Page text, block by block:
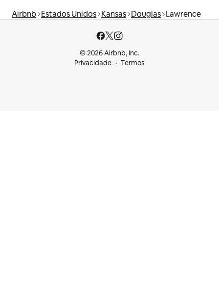
Airbnb Estados Unidos Kansas Douglas Lawrence
© 2026 Airbnb, Inc.
Privacidade
Termos